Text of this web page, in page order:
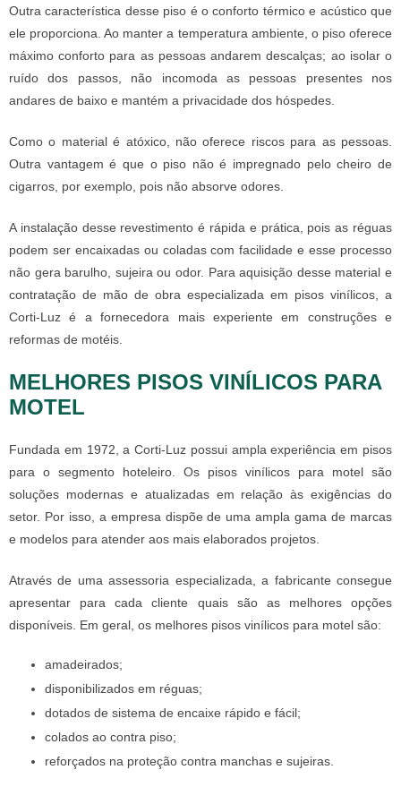
Outra característica desse piso é o conforto térmico e acústico que
ele proporciona. Ao manter a temperatura ambiente, o piso oferece
máximo conforto para as pessoas andarem descalças; ao isolar o
ruído dos passos, não incomoda as pessoas presentes nos
andares de baixo e mantém a privacidade dos hóspedes.
Como o material é atóxico, não oferece riscos para as pessoas.
Outra vantagem é que o piso não é impregnado pelo cheiro de
cigarros, por exemplo, pois não absorve odores.
A instalação desse revestimento é rápida e prática, pois as réguas
podem ser encaixadas ou coladas com facilidade e esse processo
não gera barulho, sujeira ou odor. Para aquisição desse material e
contratação de mão de obra especializada em pisos vinílicos, a
Corti-Luz é a fornecedora mais experiente em construções e
reformas de motéis.
MELHORES PISOS VINÍLICOS PARA
MOTEL
Fundada em 1972, a Corti-Luz possui ampla experiência em pisos
para o segmento hoteleiro. Os pisos vinílicos para motel são
soluções modernas e atualizadas em relação às exigências do
setor. Por isso, a empresa dispõe de uma ampla gama de marcas
e modelos para atender aos mais elaborados projetos.
Através de uma assessoria especializada, a fabricante consegue
apresentar para cada cliente quais são as melhores opções
disponíveis. Em geral, os melhores pisos vinílicos para motel são:
amadeirados;
disponibilizados em réguas;
dotados de sistema de encaixe rápido e fácil;
colados ao contra piso;
reforçados na proteção contra manchas e sujeiras.